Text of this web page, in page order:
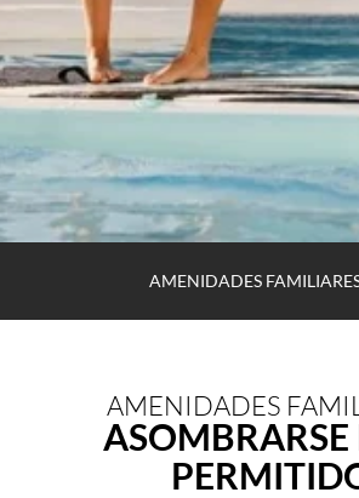
AMENIDADES
AMENIDADES
ASOMBRARSE